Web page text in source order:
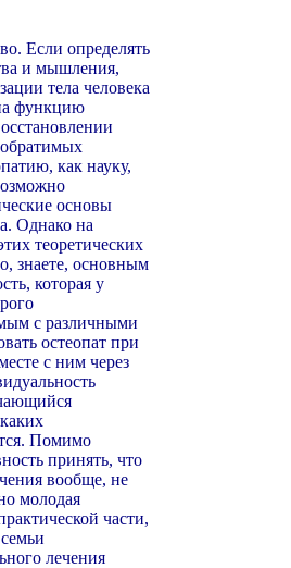
Если определять
и мышления,
тела человека
функцию
как науку,
основы
Однако на
теоретических
знаете, основным
которая у
с различными
остеопат при
с ним через
Помимо
принять, что
вообще, не
молодая
части,
лечения